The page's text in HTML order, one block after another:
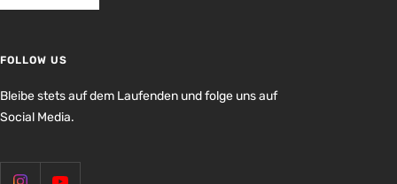
FOLLOW US
Bleibe stets auf dem Laufenden und folge uns auf
Social Media.